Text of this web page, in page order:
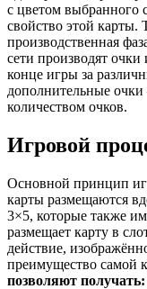
с цветом выбранного
свойство этой карты.
производственная
сети производят
конце игры за
дополнительные
количеством очков.
Игровой
Основной принцип
карты размещаются
3×5, которые также
размещает карту в
действие,
преимущество самой
позволяют получать: